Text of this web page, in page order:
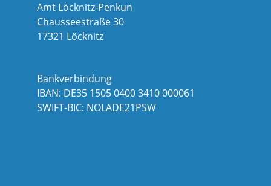
Amt Löcknitz-Penkun
Chausseestraße 30
17321 Löcknitz
Bankverbindung
IBAN: DE35 1505 0400 3410 000061
SWIFT-BIC: NOLADE21PSW